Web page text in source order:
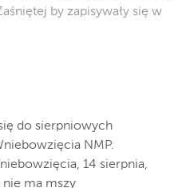
by zapisywały się w
do sierpniowych
NMP.
14 sierpnia,
ma mszy